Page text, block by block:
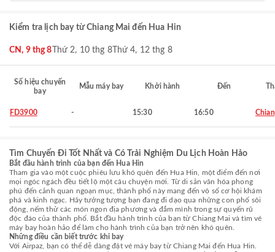
Kiểm tra lịch bay từ Chiang Mai đến Hua Hin
CN, 9 thg 8 Thứ 2, 10 thg 8Thứ 4, 12 thg 8
Số hiệu chuyến
bay
Mẫu máy bay Khởi hành Đến
FD3900 - 15:30 16:50
Tìm Chuyến Đi Tốt Nhất và Có Trải Nghiệm Du Lịch Hoàn Hảo
Bắt đầu hành trình của bạn đến Hua Hin
Tham gia vào một cuộc phiêu lưu khó quên đến Hua Hin, một điểm đến nơi
mọi ngóc ngách đều tiết lộ một câu chuyện mới. Từ di sản văn hóa phong
phú đến cảnh quan ngoạn mục, thành phố này mang đến vô số cơ hội khám
phá và kinh ngạc. Hãy tưởng tượng bạn đang đi dạo qua những con phố sôi
động, nếm thử các món ngon địa phương và đắm mình trong sự quyến rũ
độc đáo của thành phố. Bắt đầu hành trình của bạn từ Chiang Mai và tìm vé
máy bay hoàn hảo để làm cho hành trình của bạn trở nên khó quên.
Những điều cần biết trước khi bay
Với Airpaz, bạn có thể dễ dàng đặt vé máy bay từ Chiang Mai đến Hua Hin.